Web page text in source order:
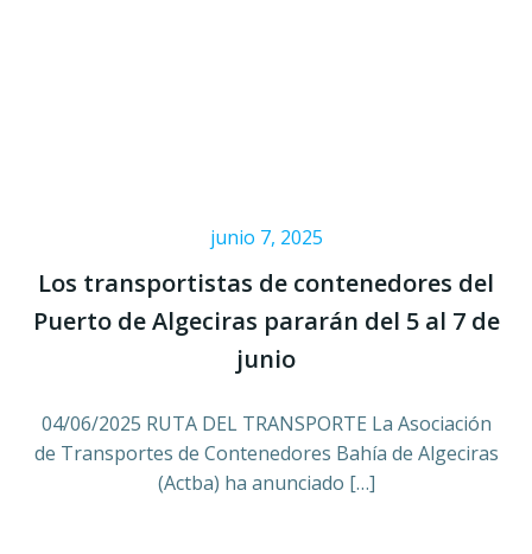
junio 7, 2025
Los transportistas de contenedores del
Puerto de Algeciras pararán del 5 al 7 de
junio
04/06/2025 RUTA DEL TRANSPORTE La Asociación
de Transportes de Contenedores Bahía de Algeciras
(Actba) ha anunciado […]